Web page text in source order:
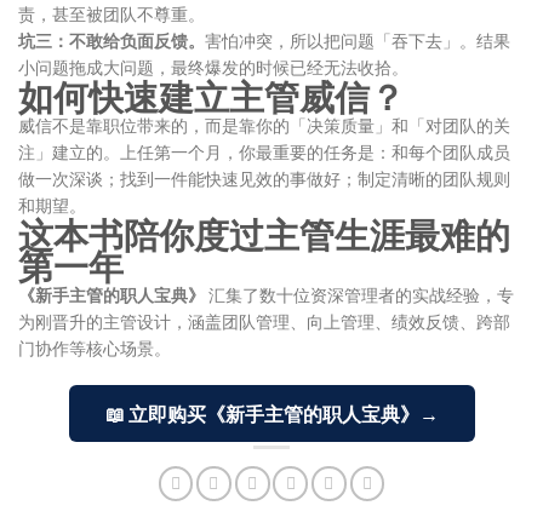
责，甚至被团队不尊重。
坑三：不敢给负面反馈。 害怕冲突，所以把问题「吞下去」。结果
小问题拖成大问题，最终爆发的时候已经无法收拾。
如何快速建立主管威信？
威信不是靠职位带来的，而是靠你的「决策质量」和「对团队的关
注」建立的。上任第一个月，你最重要的任务是：和每个团队成员
做一次深谈；找到一件能快速见效的事做好；制定清晰的团队规则
和期望。
这本书陪你度过主管生涯最难的
第一年
《新手主管的职人宝典》 汇集了数十位资深管理者的实战经验，专
为刚晋升的主管设计，涵盖团队管理、向上管理、绩效反馈、跨部
门协作等核心场景。
📖 立即购买《新手主管的职人宝典》→